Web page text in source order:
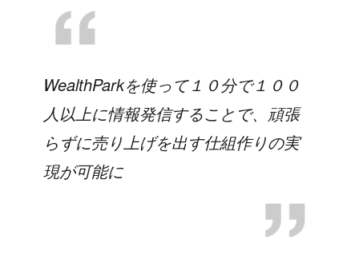
WealthParkを使って１０分で１００
人以上に情報発信することで、頑張
らずに売り上げを出す仕組作りの実
現が可能に